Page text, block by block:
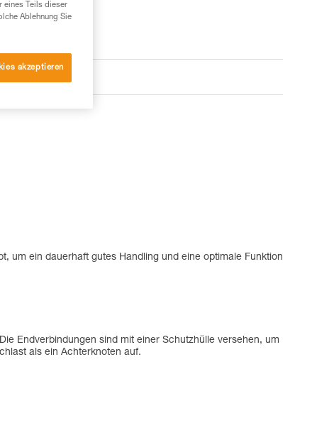
um ein dauerhaft gutes Handling und eine optimale Funktion
Endverbindungen sind mit einer Schutzhülle versehen, um
als ein Achterknoten auf.
eines Teils dieser
Ablehnung Sie
akzeptieren